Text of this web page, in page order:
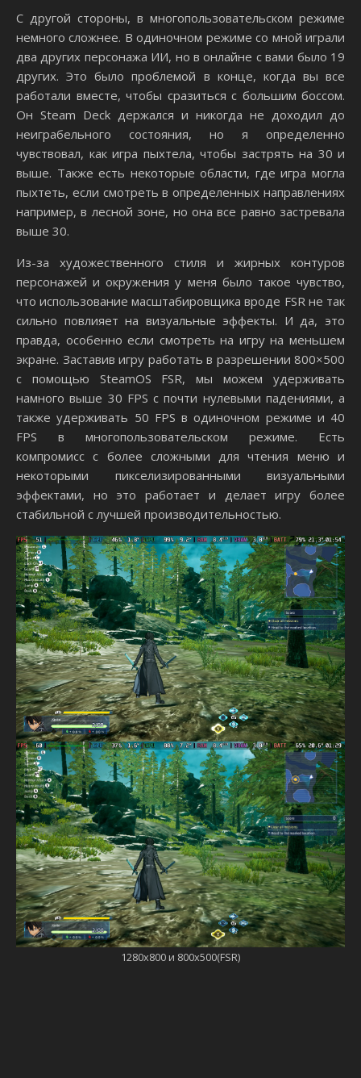
С другой стороны, в многопользовательском режиме
немного сложнее. В одиночном режиме со мной играли
два других персонажа ИИ, но в онлайне с вами было 19
других. Это было проблемой в конце, когда вы все
работали вместе, чтобы сразиться с большим боссом.
Он Steam Deck держался и никогда не доходил до
неиграбельного состояния, но я определенно
чувствовал, как игра пыхтела, чтобы застрять на 30 и
выше. Также есть некоторые области, где игра могла
пыхтеть, если смотреть в определенных направлениях
например, в лесной зоне, но она все равно застревала
выше 30.
Из-за художественного стиля и жирных контуров
персонажей и окружения у меня было такое чувство,
что использование масштабировщика вроде FSR не так
сильно повлияет на визуальные эффекты. И да, это
правда, особенно если смотреть на игру на меньшем
экране. Заставив игру работать в разрешении 800×500
с помощью SteamOS FSR, мы можем удерживать
намного выше 30 FPS с почти нулевыми падениями, а
также удерживать 50 FPS в одиночном режиме и 40
FPS в многопользовательском режиме. Есть
компромисс с более сложными для чтения меню и
некоторыми пикселизированными визуальными
эффектами, но это работает и делает игру более
стабильной с лучшей производительностью.
1280х800 и 800х500(FSR)